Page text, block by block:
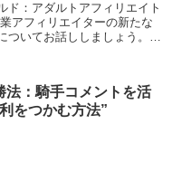
ド：アダルトアフィリエイト
アフィリエイターの新たな
いてお話ししましょう。
法：騎手コメントを活
をつかむ方法”